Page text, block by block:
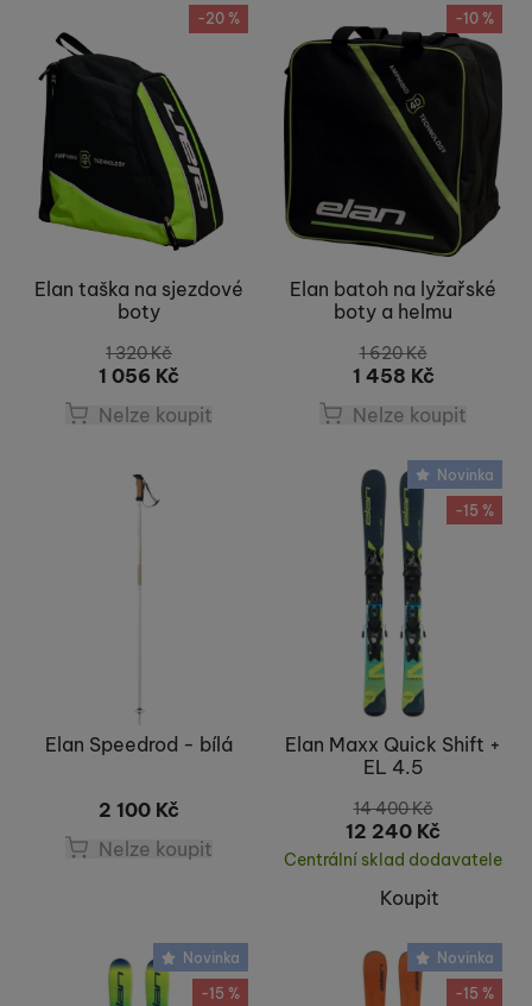
-20 %
Elan taška na sjezdové
boty
1 320Kč
1 056 Kč
Nelze koupit
-10 %
Elan batoh na lyžařské
boty a helmu
1 620Kč
1 458 Kč
Nelze koupit
Elan Speedrod - bílá
2 100 Kč
Nelze koupit
Novinka
-15 %
Elan Maxx Quick Shift +
EL 4.5
14 400Kč
12 240 Kč
Centrální sklad dodavatele
Koupit
Novinka
-15 %
Novinka
-15 %